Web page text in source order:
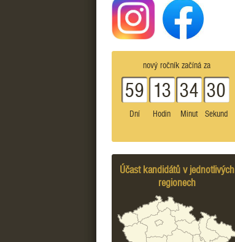
nový ročník začíná za
59
Dní
13
Hodin
34
Minut
30
Sekund
Účast kandidátů v jednotlivých
regionech